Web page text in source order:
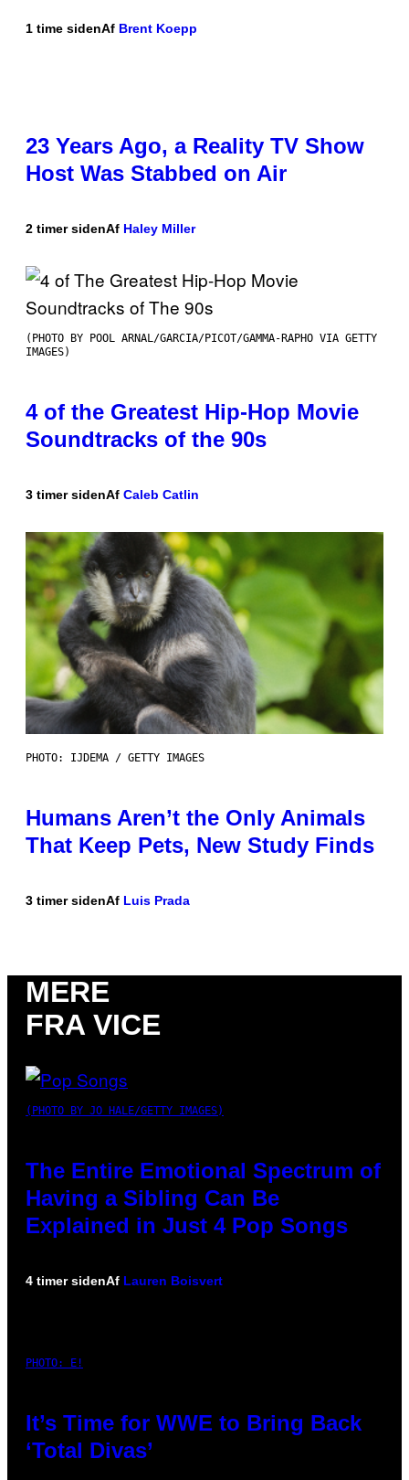
1 time sidenAf Brent Koepp
23 Years Ago, a Reality TV Show
Host Was Stabbed on Air
2 timer sidenAf Haley Miller
(PHOTO BY POOL ARNAL/GARCIA/PICOT/GAMMA-RAPHO VIA GETTY
IMAGES)
4 of the Greatest Hip-Hop Movie
Soundtracks of the 90s
3 timer sidenAf Caleb Catlin
PHOTO: IJDEMA / GETTY IMAGES
Humans Aren’t the Only Animals
That Keep Pets, New Study Finds
3 timer sidenAf Luis Prada
MERE
FRA VICE
(PHOTO BY JO HALE/GETTY IMAGES)
The Entire Emotional Spectrum of
Having a Sibling Can Be
Explained in Just 4 Pop Songs
4 timer sidenAf Lauren Boisvert
PHOTO: E!
It’s Time for WWE to Bring Back
‘Total Divas’